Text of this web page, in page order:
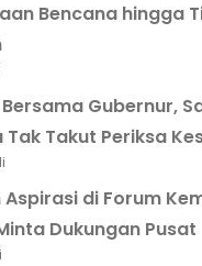
Bencana hingga
Bersama Gubernur,
Tak Takut Periksa
di Forum
Dukungan Pusat